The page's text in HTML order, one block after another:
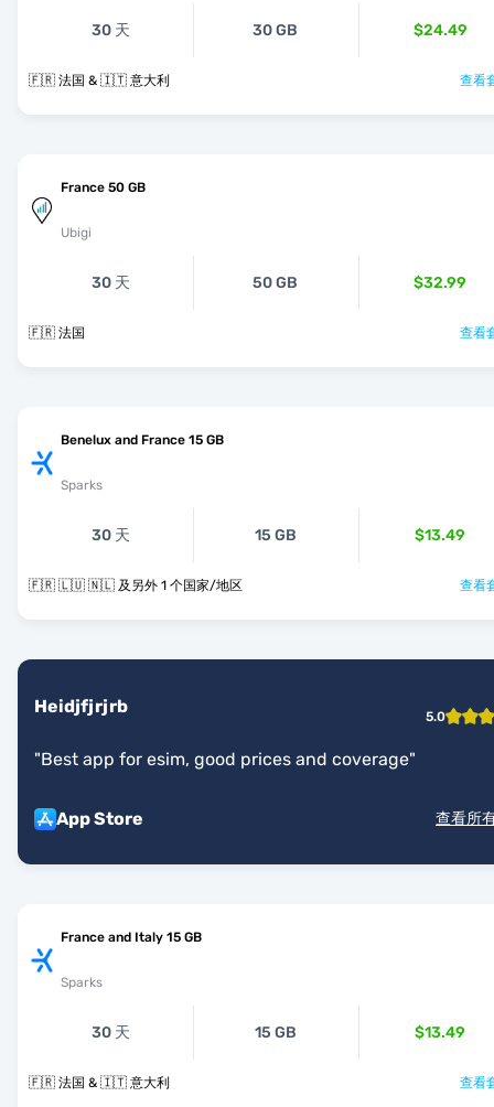
30 天 30 GB $24.49
🇫🇷 法国 & 🇮🇹 意大利 查看
France 50 GB
Ubigi
30 天 50 GB $32.99
🇫🇷 法国 查看
Benelux and France 15 GB
Sparks
30 天 15 GB $13.49
🇫🇷 🇱🇺 🇳🇱 及另外 1 个国家/地区 查看
Heidjfjrjrb 5.0
"Best app for esim, good prices and coverage"
App Store 查看所
France and Italy 15 GB
Sparks
30 天 15 GB $13.49
🇫🇷 法国 & 🇮🇹 意大利 查看